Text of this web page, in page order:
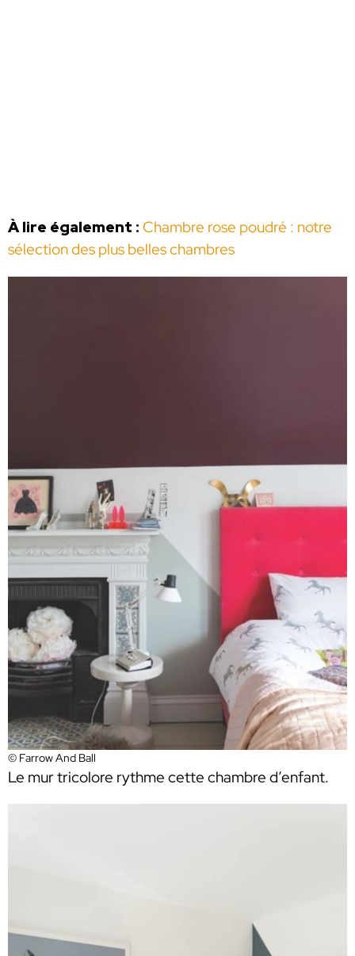
À lire également : Chambre rose poudré : notre
sélection des plus belles chambres
© Farrow And Ball
Le mur tricolore rythme cette chambre d’enfant.